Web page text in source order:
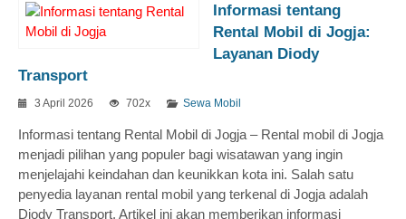
Informasi tentang
Rental Mobil di Jogja:
Layanan Diody
Transport
3 April 2026 702x Sewa Mobil
Informasi tentang Rental Mobil di Jogja – Rental mobil di Jogja
menjadi pilihan yang populer bagi wisatawan yang ingin
menjelajahi keindahan dan keunikkan kota ini. Salah satu
penyedia layanan rental mobil yang terkenal di Jogja adalah
Diody Transport. Artikel ini akan memberikan informasi